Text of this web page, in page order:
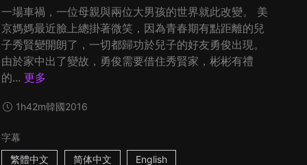
一場車禍，一位母親與兩位大男孩的世界就此改變。 美
京媽媽最近臉上總掛著微笑，因為青春期有點距離的兒
子秀賢變開朗了，一切都歸功於兒子的好友勇俊出現。
由於家中出了變故，勇俊需要借住秀賢家，彬彬有禮
的... 更多
1h42m韓國2016
字幕
繁體中文
简体中文 English